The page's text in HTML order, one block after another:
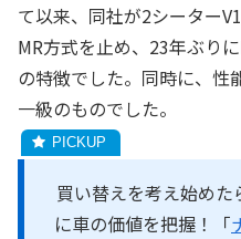
て以来、同社が2シーター
MR方式を止め、23年ぶり
の特徴でした。同時に、性
一級のものでした。
買い替えを考え始め
に車の価値を把握！「